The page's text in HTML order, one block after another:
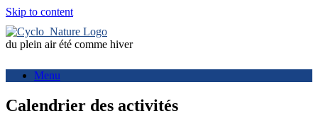
Skip to content
du plein air été comme hiver
Menu
Calendrier des activités